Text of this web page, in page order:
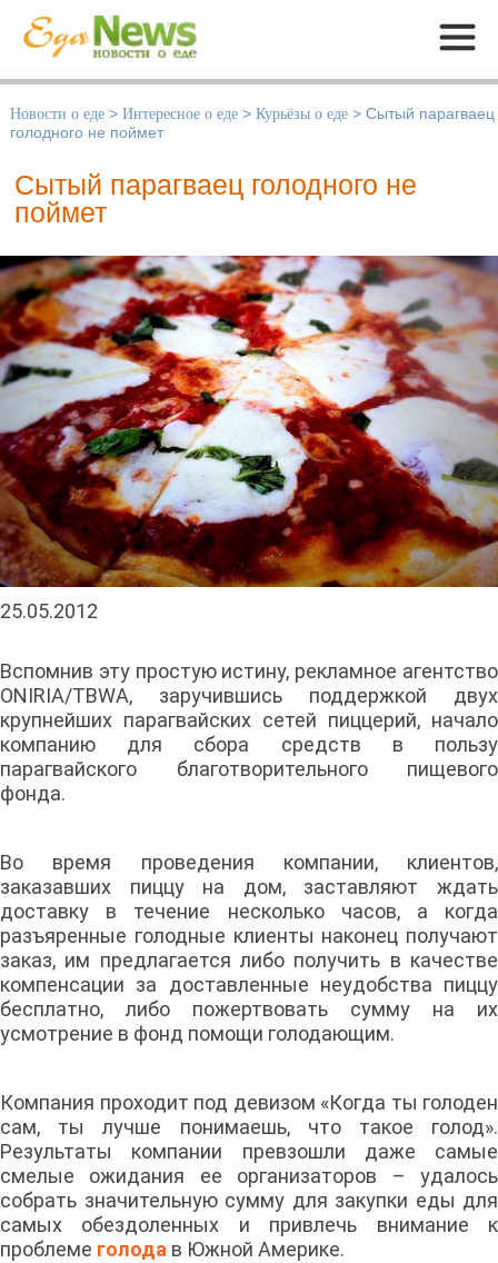
Меню
Новости о еде > Интересное о еде > Курьёзы о еде > Сытый парагваец
голодного не поймет
Сытый парагваец голодного не
поймет
25.05.2012
Вспомнив эту простую истину, рекламное агентство
ONIRIA/TBWA, заручившись поддержкой двух
крупнейших парагвайских сетей пиццерий, начало
компанию для сбора средств в пользу
парагвайского благотворительного пищевого
фонда.
Во время проведения компании, клиентов,
заказавших пиццу на дом, заставляют ждать
доставку в течение несколько часов, а когда
разъяренные голодные клиенты наконец получают
заказ, им предлагается либо получить в качестве
компенсации за доставленные неудобства пиццу
бесплатно, либо пожертвовать сумму на их
усмотрение в фонд помощи голодающим.
Компания проходит под девизом «Когда ты голоден
сам, ты лучше понимаешь, что такое голод».
Результаты компании превзошли даже самые
смелые ожидания ее организаторов – удалось
собрать значительную сумму для закупки еды для
самых обездоленных и привлечь внимание к
проблеме голода в Южной Америке.